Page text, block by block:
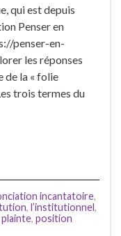
qui est depuis
Penser en
penser-en-
les réponses
de la « folie
trois termes du
incantatoire,
, l’institutionnel,
plainte, position